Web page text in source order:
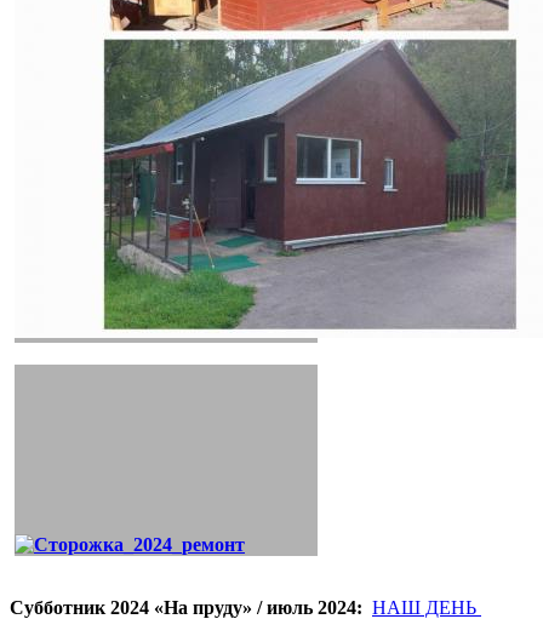
Субботник 2024 «На пруду» / июль 2024: НАШ ДЕНЬ